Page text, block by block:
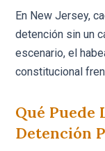
En New Jersey,
detención sin un
escenario, el
constitucional
Qué Puede
Detención